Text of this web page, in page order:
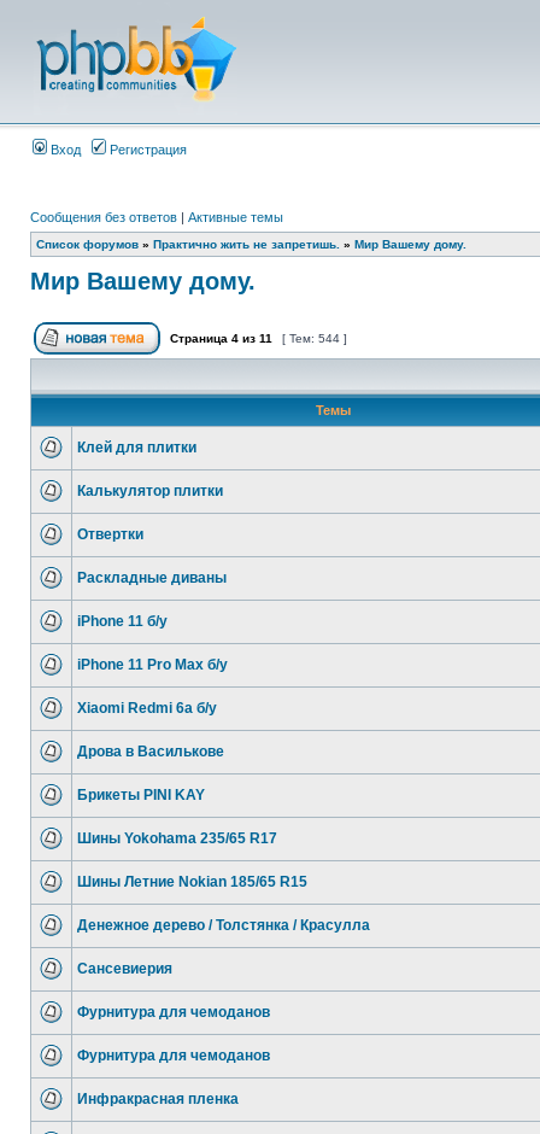
Вход Регистрация
Сообщения без ответов | Активные темы
Список форумов » Практично жить не запретишь. » Мир Вашему дому.
Мир Вашему дому.
Страница 4 из 11 [ Тем: 544 ]
Темы
Клей для плитки
Калькулятор плитки
Отвертки
Раскладные диваны
iPhone 11 б/у
iPhone 11 Pro Max б/у
Xiaomi Redmi 6a б/у
Дрова в Василькове
Брикеты PINI KAY
Шины Yokohama 235/65 R17
Шины Летние Nokian 185/65 R15
Денежное дерево / Толстянка / Красулла
Сансевиерия
Фурнитура для чемоданов
Фурнитура для чемоданов
Инфракрасная пленка